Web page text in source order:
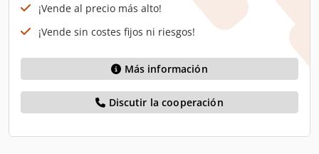
¡Vende al precio más alto!
¡Vende sin costes fijos ni riesgos!
Más información
Discutir la cooperación